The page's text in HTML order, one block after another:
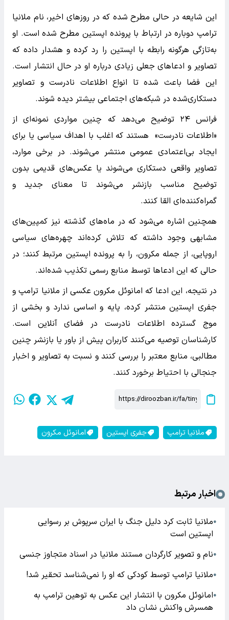
این شایعه در حالی مطرح شده که در روزهای اخیر، نام ملانیا
ترامپ دوباره در ارتباط با پرونده اپستین مطرح شده است. او
به‌تازگی هرگونه رابطه با اپستین را رد کرده و هشدار داده که
تصاویر و ادعاهای جعلی زیادی درباره او در حال انتشار است.
این فضا باعث شده تا انواع اطلاعات نادرست و تصاویر
دستکاری‌شده در شبکه‌های اجتماعی بیشتر دیده شوند.
فرانس ۲۴ توضیح می‌دهد که چنین مواردی نمونه‌ای از
«اطلاعات نادرست» هستند که اغلب با اهداف سیاسی یا برای
ایجاد بی‌اعتمادی عمومی منتشر می‌شوند. در برخی موارد،
تصاویر واقعی دستکاری می‌شوند یا عکس‌های قدیمی بدون
توضیح مناسب بازنشر می‌شوند تا معنای جدید و
گمراه‌کننده‌ای القا کنند.
همچنین اشاره می‌شود که در ماه‌های گذشته نیز کمپین‌های
مشابهی وجود داشته که تلاش کرده‌اند چهره‌های سیاسی
اروپایی، از جمله مکرون، را به پرونده اپستین مرتبط کنند؛ در
حالی که این ادعاها توسط منابع رسمی تکذیب شده‌اند.
در نتیجه، این ادعا که امانوئل مکرون عکسی از ملانیا ترامپ و
جفری اپستین منتشر کرده، پایه و اساسی ندارد و بخشی از
موج گسترده اطلاعات نادرست در فضای آنلاین است.
کارشناسان توصیه می‌کنند کاربران پیش از باور یا بازنشر چنین
مطالبی، منابع معتبر را بررسی کنند و نسبت به تصاویر و اخبار
جنجالی با احتیاط برخورد کنند.
ملانیا ترامپ جفری اپستین امانوئل مکرون
اخبار مرتبط
●ملانیا ثابت کرد دلیل جنگ با ایران سرپوش بر رسوایی
اپستین است
●نام و تصویر کارگردان مستند ملانیا در اسناد متجاوز جنسی
●ملانیا ترامپ توسط کودکی که او را نمی‌شناسد تحقیر شد!
●امانوئل مکرون با انتشار این عکس به توهین ترامپ به
همسرش واکنش نشان داد